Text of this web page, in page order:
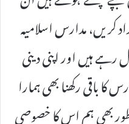
کریں، مدارس اسلامیہ
ہیں اور اپنی دینی
باقی رکھنا بھی ہمارا
بھی ہم اس کا خصوصی